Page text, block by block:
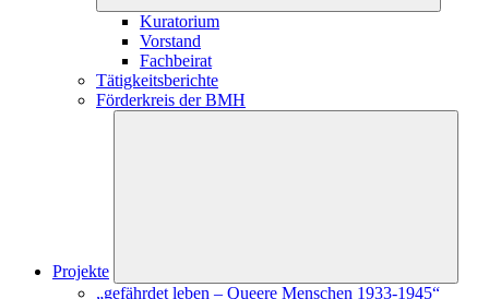
Kuratorium
Vorstand
Fachbeirat
Tätigkeitsberichte
Förderkreis der BMH
Projekte
„gefährdet leben – Queere Menschen 1933-1945“